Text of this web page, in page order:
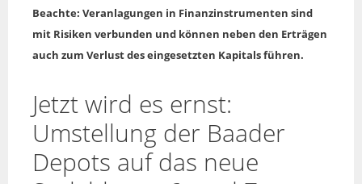
Beachte: Veranlagungen in Finanzinstrumenten sind
mit Risiken verbunden und können neben den Erträgen
auch zum Verlust des eingesetzten Kapitals führen.
Jetzt wird es ernst:
Umstellung der Baader
Depots auf das neue